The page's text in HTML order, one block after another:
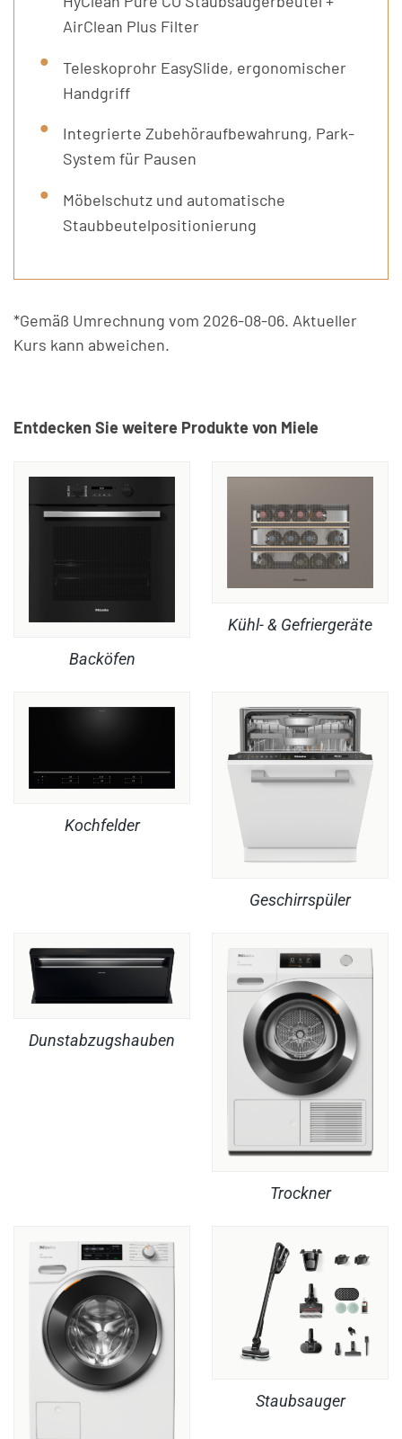
AirClean Plus Filter
Teleskoprohr EasySlide, ergonomischer
Handgriff
Integrierte Zubehöraufbewahrung, Park-
System für Pausen
Möbelschutz und automatische
Staubbeutelpositionierung
*Gemäß Umrechnung vom 2026-08-06. Aktueller
Kurs kann abweichen.
Entdecken Sie weitere Produkte von Miele
Backöfen
Kühl- & Gefriergeräte
Kochfelder
Geschirrspüler
Dunstabzugshauben
Trockner
Staubsauger